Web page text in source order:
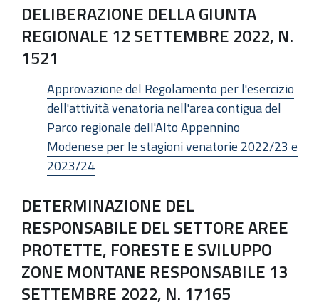
DELIBERAZIONE DELLA GIUNTA
REGIONALE 12 SETTEMBRE 2022, N.
1521
Approvazione del Regolamento per l'esercizio
dell'attività venatoria nell'area contigua del
Parco regionale dell'Alto Appennino
Modenese per le stagioni venatorie 2022/23 e
2023/24
DETERMINAZIONE DEL
RESPONSABILE DEL SETTORE AREE
PROTETTE, FORESTE E SVILUPPO
ZONE MONTANE RESPONSABILE 13
SETTEMBRE 2022, N. 17165